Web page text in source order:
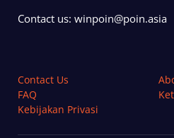
Contact us: winpoin@poin.asia
Contact Us
FAQ
Kebijakan Privasi